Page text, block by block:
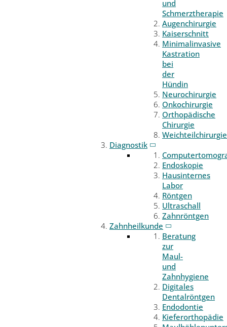
und
Schmerztherapie
Augenchirurgie
Kaiserschnitt
Minimalinvasive
Kastration
bei
der
Hündin
Neurochirurgie
Onkochirurgie
Orthopädische
Chirurgie
Weichteilchirurgie
Diagnostik
Endoskopie
Hausinternes
Labor
Röntgen
Ultraschall
Zahnröntgen
Zahnheilkunde
Beratung
zur
Maul-
und
Zahnhygiene
Digitales
Dentalröntgen
Endodontie
Kieferorthopädie